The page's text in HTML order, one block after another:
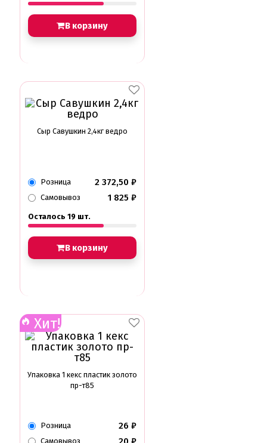
В корзину
Сыр Савушкин 2,4кг ведро
Розница 2 372,50 ₽
Самовывоз 1 825 ₽
Осталось 19 шт.
В корзину
Хит!
Упаковка 1 кекс пластик золото
пр-т85
Розница 26 ₽
Самовывоз